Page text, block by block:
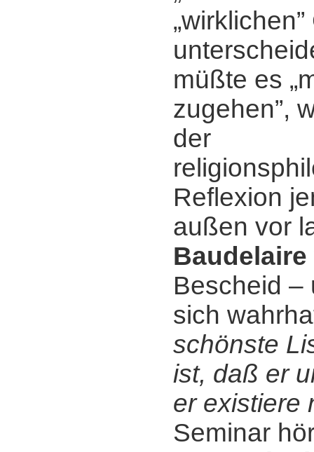
müßte es
zugehen”,
der
Reflexion
außen vor
Baudelaire
Bescheid ‒
sich
schönste
ist, daß er
er existiere
Seminar